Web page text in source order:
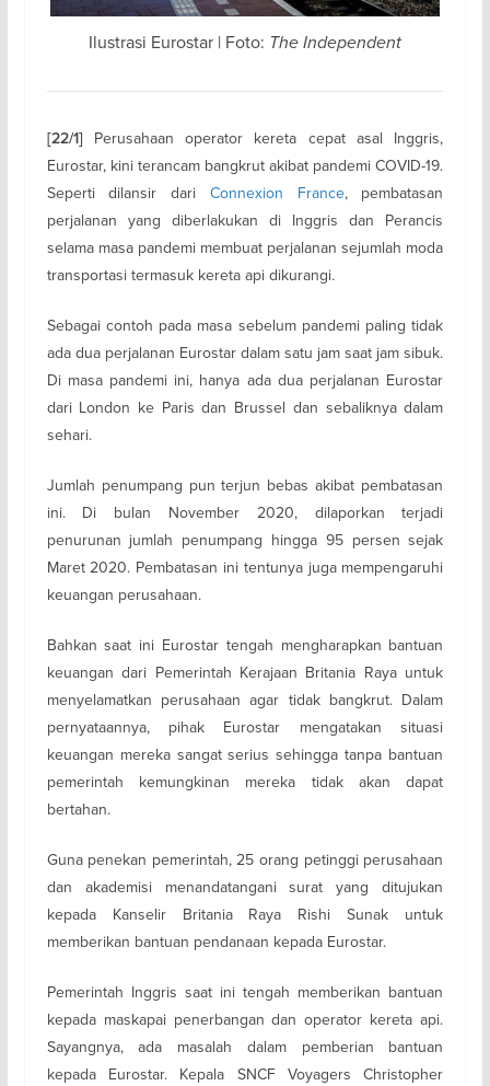
Ilustrasi Eurostar | Foto: The Independent
[22/1]
Perusahaan operator kereta cepat asal Inggris,
Eurostar, kini terancam bangkrut akibat pandemi COVID-19.
Seperti dilansir dari Connexion France, pembatasan
perjalanan yang diberlakukan di Inggris dan Perancis
selama masa pandemi membuat perjalanan sejumlah moda
transportasi termasuk kereta api dikurangi.
Sebagai contoh pada masa sebelum pandemi paling tidak
ada dua perjalanan Eurostar dalam satu jam saat jam sibuk.
Di masa pandemi ini, hanya ada dua perjalanan Eurostar
dari London ke Paris dan Brussel dan sebaliknya dalam
sehari.
Jumlah penumpang pun terjun bebas akibat pembatasan
ini. Di bulan November 2020, dilaporkan terjadi
penurunan jumlah penumpang hingga 95 persen sejak
Maret 2020. Pembatasan ini tentunya juga mempengaruhi
keuangan perusahaan.
Bahkan saat ini Eurostar tengah mengharapkan bantuan
keuangan dari Pemerintah Kerajaan Britania Raya untuk
menyelamatkan perusahaan agar tidak bangkrut. Dalam
pernyataannya, pihak Eurostar mengatakan situasi
keuangan mereka sangat serius sehingga tanpa bantuan
pemerintah kemungkinan mereka tidak akan dapat
bertahan.
Guna penekan pemerintah, 25 orang petinggi perusahaan
dan akademisi menandatangani surat yang ditujukan
kepada Kanselir Britania Raya Rishi Sunak untuk
memberikan bantuan pendanaan kepada Eurostar.
Pemerintah Inggris saat ini tengah memberikan bantuan
kepada maskapai penerbangan dan operator kereta api.
Sayangnya, ada masalah dalam pemberian bantuan
kepada Eurostar. Kepala SNCF Voyagers Christopher